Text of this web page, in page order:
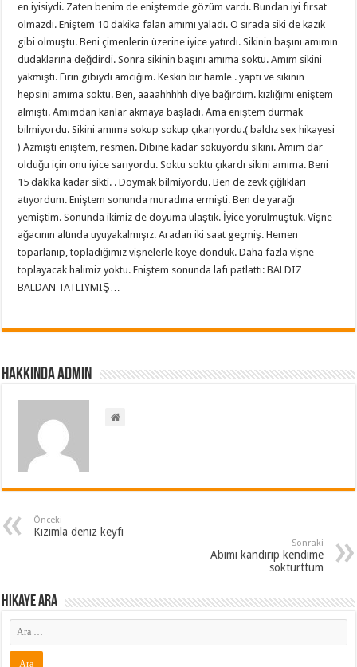
en iyisiydi. Zaten benim de eniştemde gözüm vardı. Bundan iyi fırsat
olmazdı. Eniştem 10 dakika falan amımı yaladı. O sırada siki de kazık
gibi olmuştu. Beni çimenlerin üzerine iyice yatırdı. Sikinin başını amımın
dudaklarına değdirdi. Sonra sikinin başını amıma soktu. Amım sikini
yakmıştı. Fırın gibiydi amcığım. Keskin bir hamle . yaptı ve sikinin
hepsini amıma soktu. Ben, aaaahhhhh diye bağırdım. kızlığımı eniştem
almıştı. Amımdan kanlar akmaya başladı. Ama eniştem durmak
bilmiyordu. Sikini amıma sokup sokup çıkarıyordu.( baldız sex hikayesi
) Azmıştı eniştem, resmen. Dibine kadar sokuyordu sikini. Amım dar
olduğu için onu iyice sarıyordu. Soktu soktu çıkardı sikini amıma. Beni
15 dakika kadar sikti. . Doymak bilmiyordu. Ben de zevk çığlıkları
atıyordum. Eniştem sonunda muradına ermişti. Ben de yarağı
yemiştim. Sonunda ikimiz de doyuma ulaştık. İyice yorulmuştuk. Vişne
ağacının altında uyuyakalmışız. Aradan iki saat geçmiş. Hemen
toparlanıp, topladığımız vişnelerle köye döndük. Daha fazla vişne
toplayacak halimiz yoktu. Eniştem sonunda lafı patlattı: BALDIZ
BALDAN TATLIYMIŞ…
Hakkında admin
Önceki
Kızımla deniz keyfi
Sonraki
Abimi kandırıp kendime
sokturttum
Hikaye ARA